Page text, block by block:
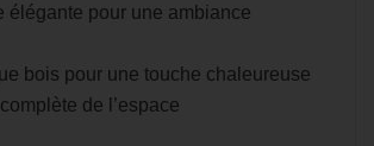
élégante pour une ambiance
bois pour une touche chaleureuse
de l’espace